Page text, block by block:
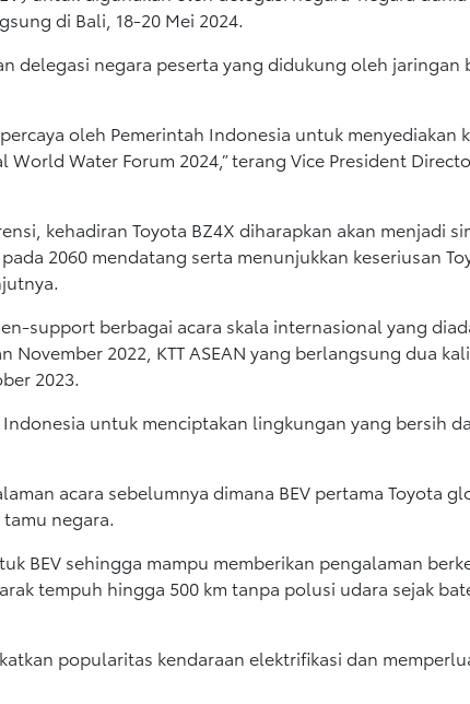
di Bali, 18-20 Mei 2024.
delegasi negara peserta yang didukung oleh jaringan
oleh Pemerintah Indonesia untuk menyediakan
Water Forum 2024,” terang Vice President
kehadiran Toyota BZ4X diharapkan akan menjadi
2060 mendatang serta menunjukkan keseriusan
support berbagai acara skala internasional yang
2022, KTT ASEAN yang berlangsung dua
2023.
untuk menciptakan lingkungan yang bersih
acara sebelumnya dimana BEV pertama Toyota
negara.
BEV sehingga mampu memberikan pengalaman
tempuh hingga 500 km tanpa polusi udara sejak
popularitas kendaraan elektrifikasi dan